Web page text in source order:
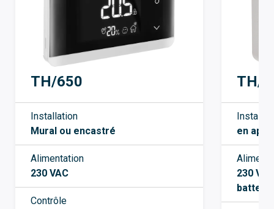
TH/650
Installation
Mural ou encastré
Alimentation
230 VAC
Contrôle
TH/
en
230 V
batterie